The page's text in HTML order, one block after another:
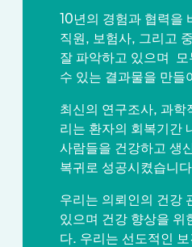
10년의 경험과 협력을
직원, 보험사, 그리고
잘 파악하고 있으며
수 있는 결과물을 만들
최신의 연구조사, 과학
리는 환자의 회복기간
사람들을 건강하고 생
복귀로 성공시켰습니
우리는 의뢰인의 건강
있으며 건강 향상을 위
다. 우리는 선도적인